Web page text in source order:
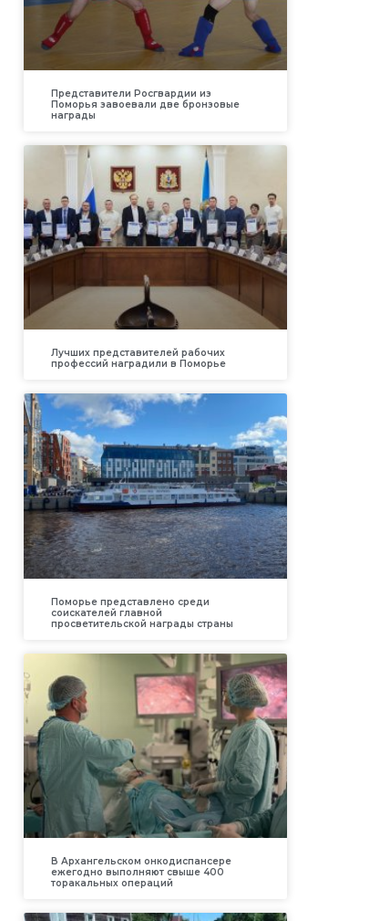
Представители Росгвардии из
Поморья завоевали две бронзовые
награды
Лучших представителей рабочих
профессий наградили в Поморье
Поморье представлено среди
соискателей главной
просветительской награды страны
В Архангельском онкодиспансере
ежегодно выполняют свыше 400
торакальных операций